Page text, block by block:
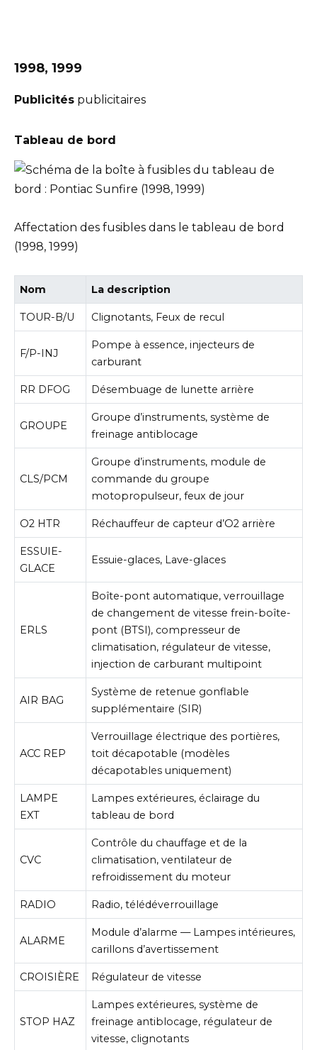
1998, 1999
Publicités publicitaires
Tableau de bord
Affectation des fusibles dans le tableau de bord
(1998, 1999)
Nom La description
TOUR-B/U Clignotants, Feux de recul
F/P-INJ
Pompe à essence, injecteurs de
carburant
RR DFOG Désembuage de lunette arrière
GROUPE
Groupe d’instruments, système de
freinage antiblocage
CLS/PCM
Groupe d’instruments, module de
commande du groupe
motopropulseur, feux de jour
O2 HTR Réchauffeur de capteur d’O2 arrière
ESSUIE-
GLACE
Essuie-glaces, Lave-glaces
ERLS
Boîte-pont automatique, verrouillage
de changement de vitesse frein-boîte-
pont (BTSI), compresseur de
climatisation, régulateur de vitesse,
injection de carburant multipoint
AIR BAG
Système de retenue gonflable
supplémentaire (SIR)
ACC REP
Verrouillage électrique des portières,
toit décapotable (modèles
décapotables uniquement)
LAMPE
EXT
Lampes extérieures, éclairage du
tableau de bord
CVC
Contrôle du chauffage et de la
climatisation, ventilateur de
refroidissement du moteur
RADIO Radio, télédéverrouillage
ALARME
Module d’alarme — Lampes intérieures,
carillons d’avertissement
CROISIÈRE Régulateur de vitesse
STOP HAZ
Lampes extérieures, système de
freinage antiblocage, régulateur de
vitesse, clignotants